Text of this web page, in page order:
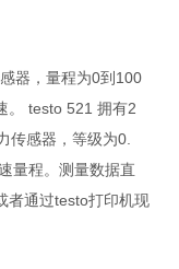
器，量程为0到100
。 testo 521 拥有2
传感器，等级为0.
量程。测量数据直
者通过testo打印机现